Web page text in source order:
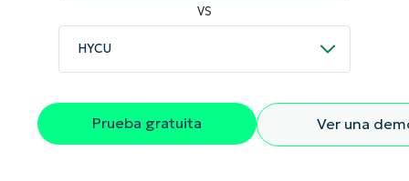
VS
Prueba gratuita Ver una